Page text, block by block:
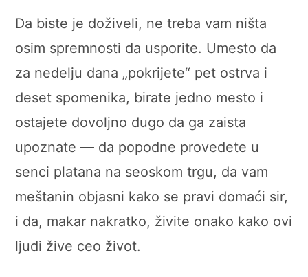
Da biste je doživeli, ne treba vam ništa
osim spremnosti da usporite. Umesto da
za nedelju dana „pokrijete“ pet ostrva i
deset spomenika, birate jedno mesto i
ostajete dovoljno dugo da ga zaista
upoznate — da popodne provedete u
senci platana na seoskom trgu, da vam
meštanin objasni kako se pravi domaći sir,
i da, makar nakratko, živite onako kako ovi
ljudi žive ceo život.